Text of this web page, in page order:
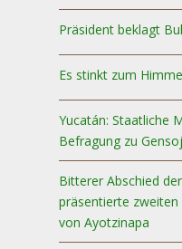
Präsident beklagt
Es stinkt zum
Yucatán: Staatliche
Befragung zu
Bitterer Abschied
präsentierte
von Ayotzinapa